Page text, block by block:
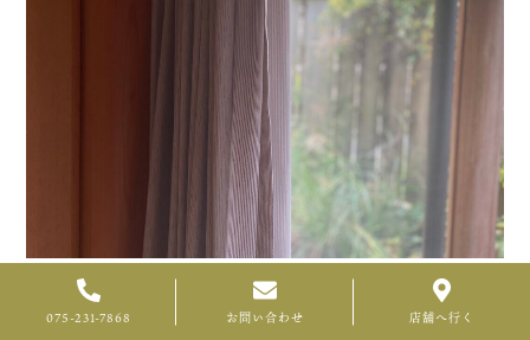
075-231-7868 お問い合わせ 店舗へ行く
カーテン・・・FA1822 アゲート（BR） シングル